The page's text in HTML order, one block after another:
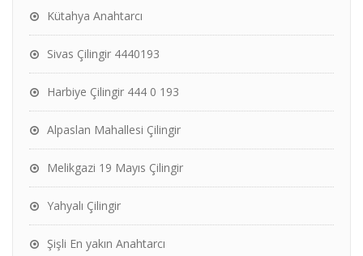
Kütahya Anahtarcı
Sivas Çilingir 4440193
Harbiye Çilingir 444 0 193
Alpaslan Mahallesi Çilingir
Melikgazi 19 Mayıs Çilingir
Yahyalı Çilingir
Şişli En yakın Anahtarcı